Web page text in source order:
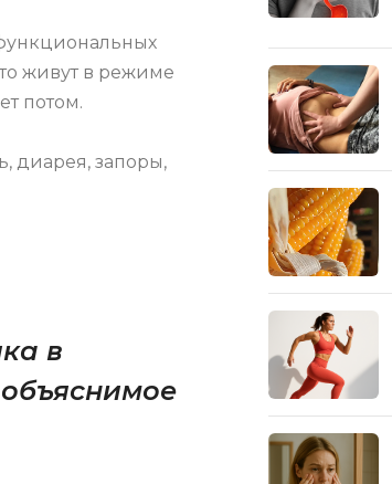
живут в режиме
потом.
диарея, запоры,
в